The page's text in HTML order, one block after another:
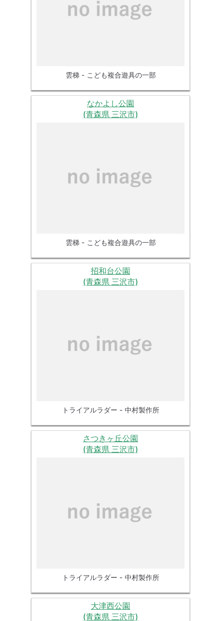
雲梯 - こども複合遊具の一部
なかよし公園
(青森県 三沢市)
雲梯 - こども複合遊具の一部
招和台公園
(青森県 三沢市)
トライアルラダー - 中村製作所
さつきヶ丘公園
(青森県 三沢市)
トライアルラダー - 中村製作所
大津西公園
(青森県 三沢市)